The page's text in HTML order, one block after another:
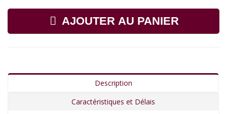
AJOUTER AU PANIER
Description
Caractéristiques et Délais